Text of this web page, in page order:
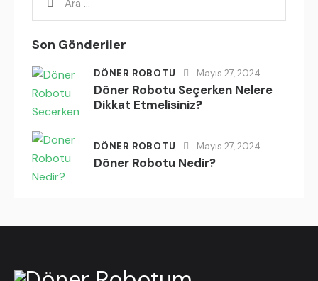
Son Gönderiler
DÖNER ROBOTU Mayıs 27, 2024
Döner Robotu Seçerken Nelere
Dikkat Etmelisiniz?
DÖNER ROBOTU Mayıs 27, 2024
Döner Robotu Nedir?